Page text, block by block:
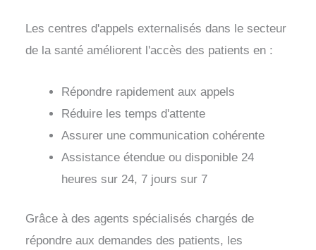
Les centres d'appels externalisés dans le secteur
de la santé améliorent l'accès des patients en :
Répondre rapidement aux appels
Réduire les temps d'attente
Assurer une communication cohérente
Assistance étendue ou disponible 24
heures sur 24, 7 jours sur 7
Grâce à des agents spécialisés chargés de
répondre aux demandes des patients, les